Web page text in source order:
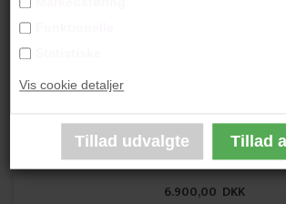
Vis cookie detaljer
Ikke indrammet
6.900,00 DKK